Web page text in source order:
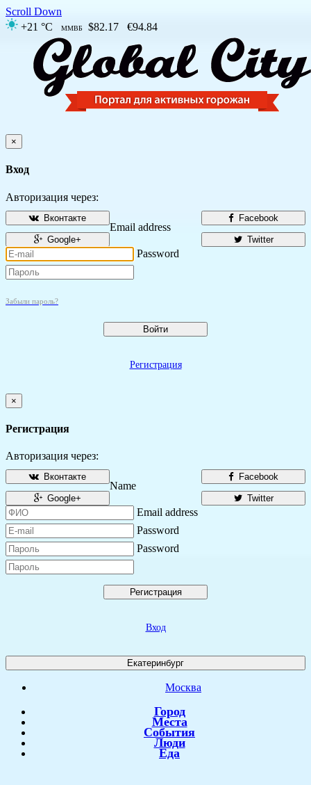
Scroll Down
+21 °C
ММВБ $82.17 €94.84
×
Вход
Авторизация через:
Facebook
Вконтакте
Twitter
Google+
Email address
Password
Забыли пароль?
Войти
Регистрация
×
Регистрация
Авторизация через:
Facebook
Вконтакте
Twitter
Google+
Name
Email address
Password
Password
Регистрация
Вход
Екатеринбург
Москва
Город
Места
События
Люди
Еда